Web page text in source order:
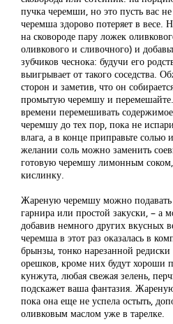
пучка черемши, но это пусть вас
черемша здорово потеряет в весе.
на сковороде пару ложек
оливкового и сливочного) и
зубчиков чеснока: будучи его
выигрывает от такого соседства.
сторон и заметив, что он
промытую черемшу и
времени перемешивать
черемшу до тех пор, пока не
влага, а в конце приправьте
желании соль можно заменить
готовую черемшу лимонным
кислинку.
Жареную черемшу можно подавать
гарнира или простой закуски, – а
добавив немного других вкусных
черемша в этот раз оказалась в
брынзы, тонко нарезанной
орешков, кроме них будут хороши
кунжута, любая свежая зелень,
подскажет ваша фантазия.
пока она еще не успела остыть,
оливковым маслом уже в тарелке.